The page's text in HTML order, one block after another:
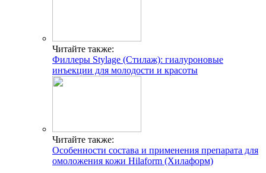
Читайте также:
Филлеры Stylage (Стилаж): гиалуроновые
инъекции для молодости и красоты
Читайте также:
Особенности состава и применения препарата для
омоложения кожи Hilaform (Хилаформ)